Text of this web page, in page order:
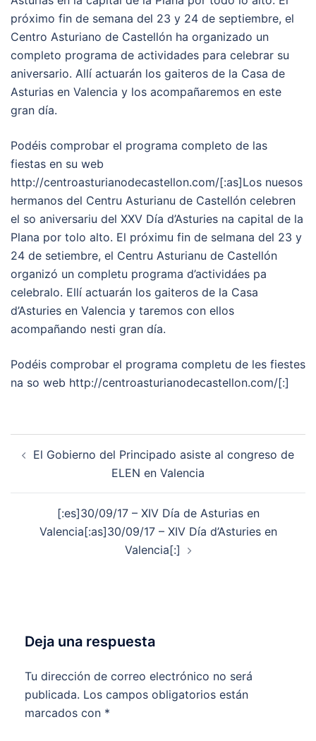
próximo fin de semana del 23 y 24 de septiembre, el
Centro Asturiano de Castellón ha organizado un
completo programa de actividades para celebrar su
aniversario. Allí actuarán los gaiteros de la Casa de
Asturias en Valencia y los acompañaremos en este
gran día.
Podéis comprobar el programa completo de las
fiestas en su web
http://centroasturianodecastellon.com/[:as]Los nuesos
hermanos del Centru Asturianu de Castellón celebren
el so aniversariu del XXV Día d’Asturies na capital de la
Plana por tolo alto. El próximu fin de selmana del 23 y
24 de setiembre, el Centru Asturianu de Castellón
organizó un completu programa d’actividáes pa
celebralo. Ellí actuarán los gaiteros de la Casa
d’Asturies en Valencia y taremos con ellos
acompañando nesti gran día.
Podéis comprobar el programa completu de les fiestes
na so web http://centroasturianodecastellon.com/[:]
de El Gobierno del Principado asiste al congreso de
ELEN en Valencia
[:es]30/09/17 – XIV Día de Asturias en
Valencia[:as]30/09/17 – XIV Día d’Asturies en
Valencia[:]
Deja una respuesta
Tu dirección de correo electrónico no será
publicada. Los campos obligatorios están
marcados con *